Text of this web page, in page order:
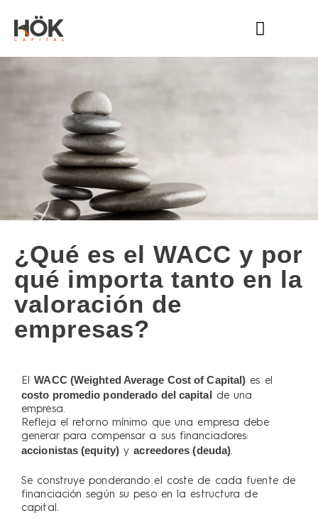
¿Qué es el WACC y por
qué importa tanto en la
valoración de
empresas?
ElWACC (Weighted Average Cost of Capital) es el
costo promedio ponderado del capital de una
empresa.
Refleja el retorno mínimo que una empresa debe
generar para compensar a sus financiadores:
accionistas (equity) yacreedores (deuda).
Se construye ponderando el coste de cada fuente de
financiación según su peso en la estructura de
capital.